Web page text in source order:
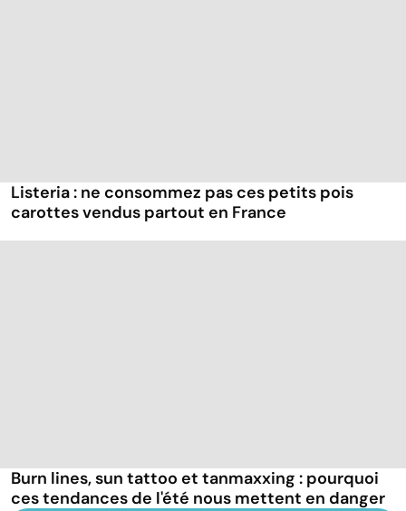
Listeria : ne consommez pas ces petits pois
carottes vendus partout en France
Burn lines, sun tattoo et tanmaxxing : pourquoi
ces tendances de l'été nous mettent en danger